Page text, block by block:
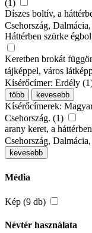
(1)
Díszes boltív, a
Csehország,
Háttérben szürke
Keretben brokát
tájképpel, város
Kísérőcímer: Erdély
több kevesebb
Kísérőcímerek:
Csehország. (1)
arany keret, a
Csehország,
kevesebb
Média
Kép (9 db)
Névtér használata